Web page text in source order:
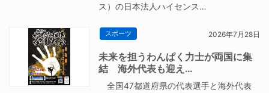
ス）の日本法人ハイセンス…
スポーツ 2026年7月28日
未来を担うわんぱく力士が両国に集
結 海外代表も迎え…
全国47都道府県の代表選手と海外代表